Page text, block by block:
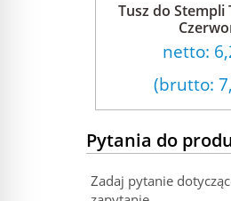
Tusz do Stempli
netto:
(brutto:
Pytania do
Zadaj pytanie